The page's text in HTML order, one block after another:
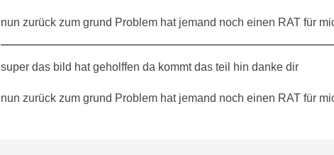
nun zurück zum grund Problem hat jemand noch einen RAT für
super das bild hat geholffen da kommt das teil hin danke dir
nun zurück zum grund Problem hat jemand noch einen RAT für